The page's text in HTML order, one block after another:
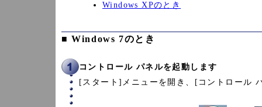
Windows XPのとき
■ Windows 7のとき
コントロール パネルを起動します
[スタート]メニューを開き、[コントロール